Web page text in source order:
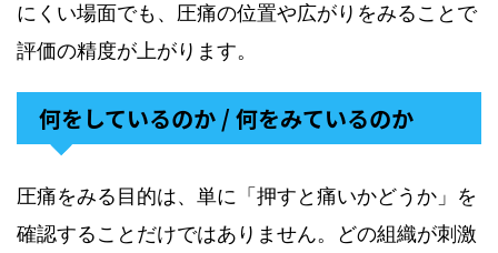
にくい場面でも、圧痛の位置や広がりをみることで
評価の精度が上がります。
何をしているのか / 何をみているのか
圧痛をみる目的は、単に「押すと痛いかどうか」を
確認することだけではありません。どの組織が刺激